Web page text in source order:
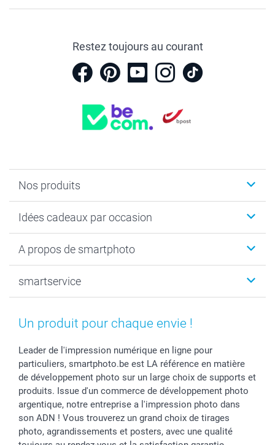
Restez toujours au courant
Nos produits
Cadeaux photo
Tirage photo & agrandissement
MyNameBook
Stickers & Etiquettes
Cadres photo, accessoires déco & bonbons
Calendrier photos & Agendas photo
Dénicheur d'idées cadeau
Idées cadeaux par occasion
Anniversaire
Fin d'études
Naissance & baptême
Fête des Pères
Toussaint
Rentrée des classes
Communion
Saint-Valentin
Vacances
A propos de smartphoto
Durabilité
Conditions
Droit de rétraction
Plaintes
Conditions générales
Vie privée
Gestion des cookies
Tarifs
Investisseurs
smartservice
smartgarantie
smartbonus
smartfriends
Modes de paiement
Modes de livraison
Grandes Quantités
Statut de ma commande
Un produit pour chaque envie !
Leader de l'impression numérique en ligne pour
particuliers, smartphoto.be est LA référence en matière
de développement photo sur un large choix de supports et
produits. Issue d'un commerce de développement photo
argentique, notre entreprise a l'impression photo dans
son ADN ! Vous trouverez un grand choix de tirages
photo, agrandissements et posters, avec une qualité